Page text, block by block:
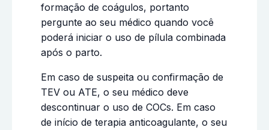
formação de coágulos, portanto
pergunte ao seu médico quando você
poderá iniciar o uso de pílula combinada
após o parto.
Em caso de suspeita ou confirmação de
TEV ou ATE, o seu médico deve
descontinuar o uso de COCs. Em caso
de início de terapia anticoagulante, o seu